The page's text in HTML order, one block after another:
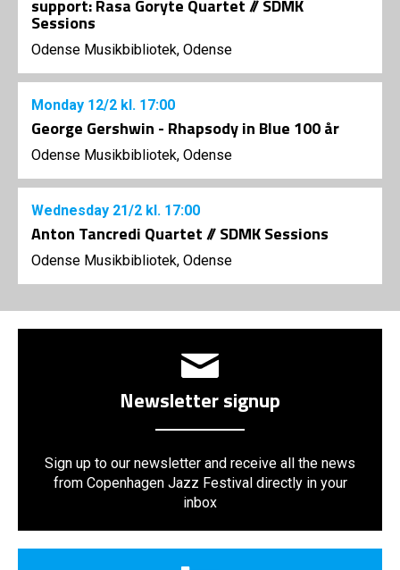
support: Rasa Goryte Quartet // SDMK
Sessions
Odense Musikbibliotek, Odense
Monday 12/2 kl. 17:00
George Gershwin - Rhapsody in Blue 100 år
Odense Musikbibliotek, Odense
Wednesday 21/2 kl. 17:00
Anton Tancredi Quartet // SDMK Sessions
Odense Musikbibliotek, Odense
Newsletter signup
Sign up to our newsletter and receive all the news
from Copenhagen Jazz Festival directly in your
inbox